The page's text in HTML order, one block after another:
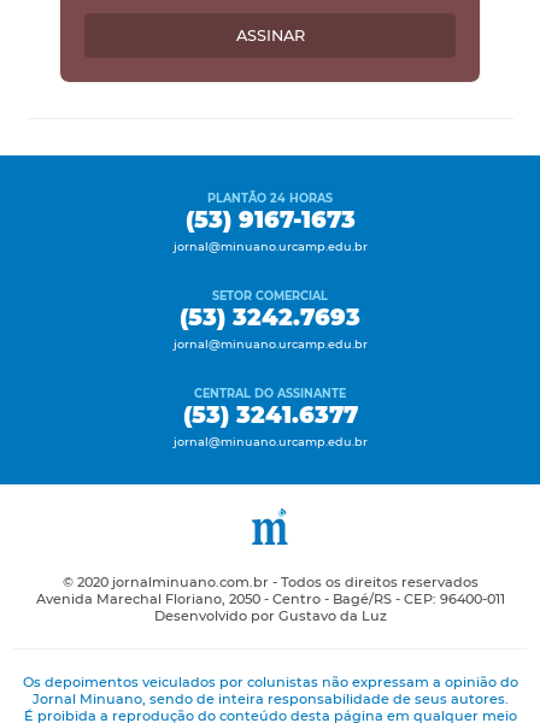
ASSINAR
PLANTÃO 24 HORAS
(53) 9167-1673
jornal@minuano.urcamp.edu.br
SETOR COMERCIAL
(53) 3242.7693
jornal@minuano.urcamp.edu.br
CENTRAL DO ASSINANTE
(53) 3241.6377
jornal@minuano.urcamp.edu.br
© 2020 jornalminuano.com.br - Todos os direitos reservados
Avenida Marechal Floriano, 2050 - Centro - Bagé/RS - CEP: 96400-011
Desenvolvido por Gustavo da Luz
Os depoimentos veiculados por colunistas não expressam a opinião do
Jornal Minuano, sendo de inteira responsabilidade de seus autores.
É proibida a reprodução do conteúdo desta página em qualquer meio